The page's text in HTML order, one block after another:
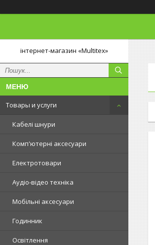
інтернет-магазин «Multitex»
Товары и услуги
Кабелі шнури
Комп'ютерні аксесуари
Електротовари
Аудіо-відео техніка
Мобільні аксесуари
Годинник
Освітлення